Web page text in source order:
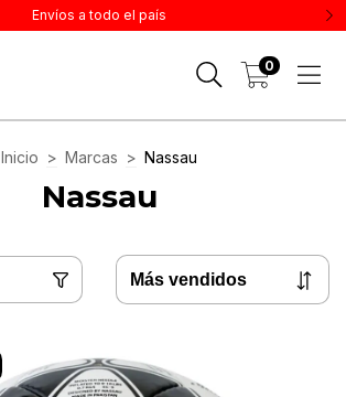
Envíos a todo el país
0
Inicio > Marcas > Nassau
Nassau